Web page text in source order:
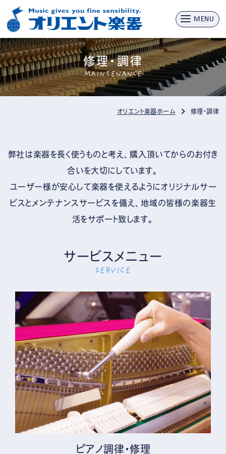
MENU
修理・調律
MAINTENANCE
オリエント楽器ホーム 修理・調律
弊社は楽器を長く使うものと考え、購入頂いてからのお付き
合いを大切にしています。
ユーザー様が安心して楽器を使えるようにオリジナルサー
ビスとメンテナンスサービスを備え、地域の皆様の楽器生
活をサポート致します。
サービスメニュー
SERVICE
ピアノ調律・修理